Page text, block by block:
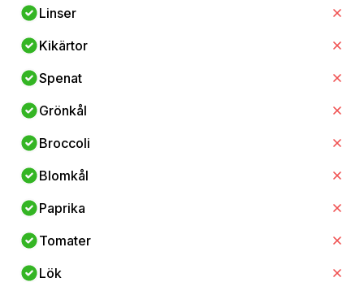
Linser
Kikärtor
Spenat
Grönkål
Broccoli
Blomkål
Paprika
Tomater
Lök